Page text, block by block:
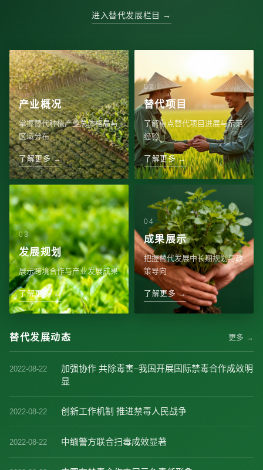
进入替代发展栏目 →
产业概况
掌握替代种植产业总体格局与
区域分布
了解更多 →
替代项目
了解重点替代项目进展与示范
经验
了解更多 →
发展规划
展示跨境合作与产业发展成果
了解更多 →
成果展示
把握替代发展中长期规划与政
策导向
了解更多 →
替代发展动态 更多 →
2022-08-22
加强协作 共除毒害–我国开展国际禁毒合作成效明
显
2022-08-22 创新工作机制 推进禁毒人民战争
2022-08-22 中缅警方联合扫毒成效显著